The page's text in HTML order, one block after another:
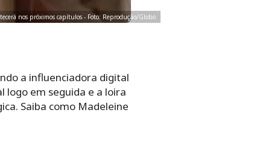
nos próximos capítulos - Foto: Reprodução/Globo
a influenciadora digital
logo em seguida e a loira
Saiba como Madeleine